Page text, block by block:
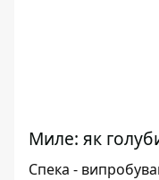
Миле: як
Спека -